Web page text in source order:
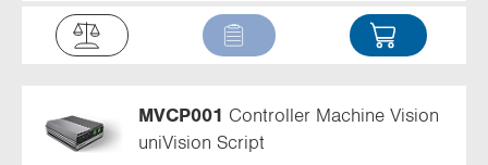
MVCP001 Controller Machine Vision
uniVision Script